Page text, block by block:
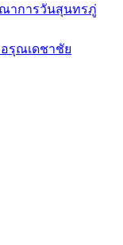
าการวันสุนทรภู่
รุณเดชาชัย